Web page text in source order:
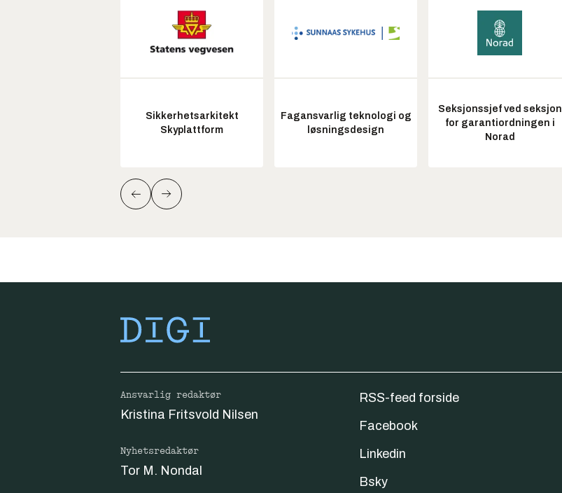
Sikkerhetsarkitekt
Skyplattform
Fagansvarlig teknologi og
løsningsdesign
Seksjonssjef ved seksjon
for garantiordningen i
Norad
Ansvarlig redaktør
Kristina Fritsvold Nilsen
Nyhetsredaktør
Tor M. Nondal
RSS-feed forside
Facebook
Linkedin
Bsky